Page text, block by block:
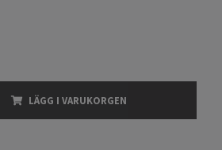
LÄGG I VARUKORGEN